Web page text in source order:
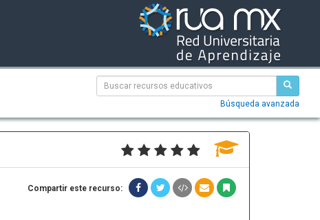
Búsqueda avanzada
Compartir este recurso: